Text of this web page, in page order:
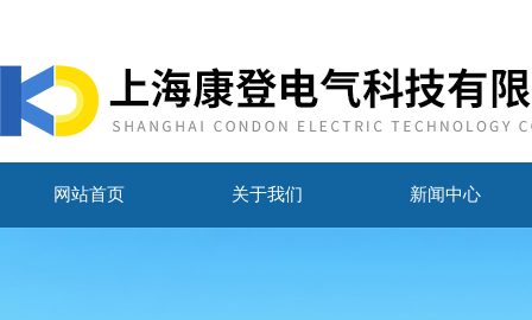
网站首页 关于我们 新闻中心